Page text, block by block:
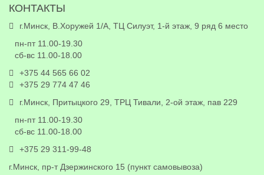
КОНТАКТЫ
г.Минск, В.Хоружей 1/А, ТЦ Силуэт, 1-й этаж, 9 ряд 6 место
пн-пт 11.00-19.30
сб-вс 11.00-18.00
+375 44 565 66 02
+375 29 774 47 46
г.Минск, Притыцкого 29, ТРЦ Тивали, 2-ой этаж, пав 229
пн-пт 11.00-19.30
сб-вс 11.00-18.00
+375 29 311-99-48
г.Минск, пр-т Дзержинского 15 (пункт самовывоза)